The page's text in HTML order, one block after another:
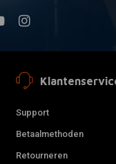
Support
Betaalmethoden
Retourneren